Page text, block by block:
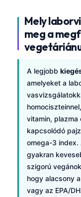
Mely
meg a
A legjobb
amelyeket a
vitamin, plazma
kapcsolódó
omega-3
gyakran
szigorú
hogy alacsony
vagy az EPA/